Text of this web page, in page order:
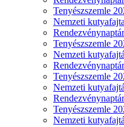
Tenyészszemle
Nemzeti
Tenyészszemle
Nemzeti
Tenyészszemle
Nemzeti
Tenyészszemle
Nemzeti